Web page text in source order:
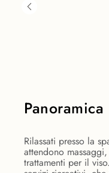
Panoramica
Rilassati presso la
attendono
trattamenti per il